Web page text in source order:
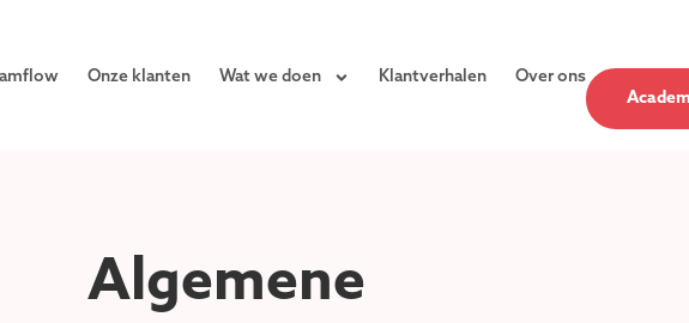
Onze klanten Wat we doen Klantverhalen
Over ons
Algemene